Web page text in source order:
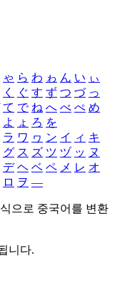
ゃ ら わ ゎ ん い ぃ
く ぐ す ず つ づ っ
て で ね へ べ ぺ め
よ ょ ろ を
ラ ワ ヮ ン イ ィ キ
グ ス ズ ツ ヅ ッ ヌ
デ ヘ ベ ペ メ レ オ
ロ ヲ ―
으로 중국어를 변환
니다.